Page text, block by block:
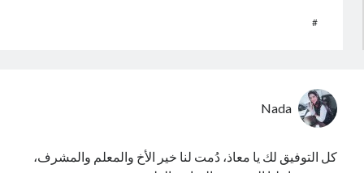
#
Nada
كل التوفيق لك يا معاذ، دُمت لنا خير الأخ والمعلم والمشرف،